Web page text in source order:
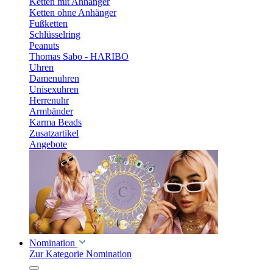
Ketten ohne Anhänger
Fußketten
Schlüsselring
Peanuts
Thomas Sabo - HARIBO
Uhren
Damenuhren
Unisexuhren
Herrenuhr
Armbänder
Karma Beads
Zusatzartikel
Angebote
Nomination
Zur Kategorie Nomination